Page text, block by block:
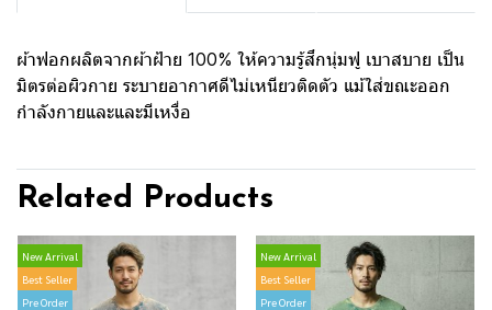
ผ้าฟอกผลิตจากผ้าฝ้าย 100% ให้ความรู้สึกนุ่มฟู เบาสบาย เป็น
มิตรต่อผิวกาย ระบายอากาศดีไม่เหนียวติดตัว แม้ใส่ขณะออก
กำลังกายและและมีเหงื่อ
Related Products
New Arrival
Best Seller
Pre Order
New Arrival
Best Seller
Pre Order